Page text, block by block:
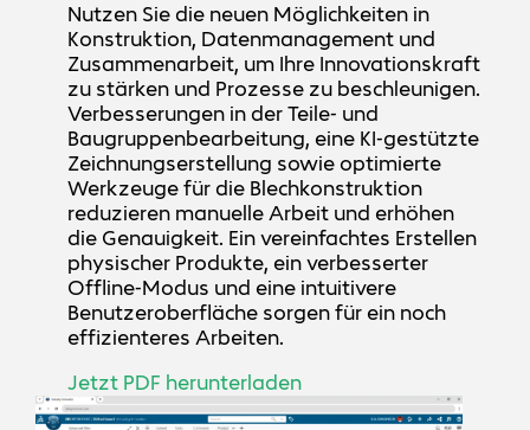
Nutzen Sie die neuen Möglichkeiten in
Konstruktion, Datenmanagement und
Zusammenarbeit, um Ihre Innovationskraft
zu stärken und Prozesse zu beschleunigen.
Verbesserungen in der Teile- und
Baugruppenbearbeitung, eine KI-gestützte
Zeichnungserstellung sowie optimierte
Werkzeuge für die Blechkonstruktion
reduzieren manuelle Arbeit und erhöhen
die Genauigkeit. Ein vereinfachtes Erstellen
physischer Produkte, ein verbesserter
Offline-Modus und eine intuitivere
Benutzeroberfläche sorgen für ein noch
effizienteres Arbeiten.
Jetzt PDF herunterladen